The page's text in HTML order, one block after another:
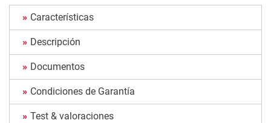
Características
Descripción
Documentos
Condiciones de Garantía
Test & valoraciones